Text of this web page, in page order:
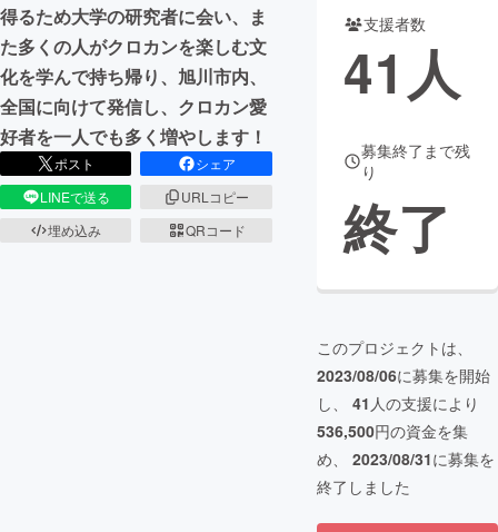
得るため大学の研究者に会い、ま
た多くの人がクロカンを楽しむ文
化を学んで持ち帰り、旭川市内、
全国に向けて発信し、クロカン愛
好者を一人でも多く増やします！
ポスト
シェア
LINEで送る
URLコピー
埋め込み
QRコード
支援者数
41 人
募集終了まで残
り
終了
このプロジェクトは、
2023/08/06に募集を開始
し、 41 人の支援により
536,500円の資金を集
め、 2023/08/31に募集を
終了しました